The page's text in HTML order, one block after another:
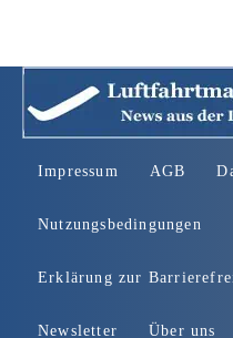
Impressum AGB
Nutzungsbedingungen
Erklärung zur
Newsletter Über uns